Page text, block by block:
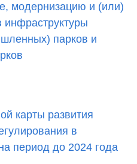
модернизацию и (или)
инфраструктуры
парков и
карты развития
в
период до 2024 года